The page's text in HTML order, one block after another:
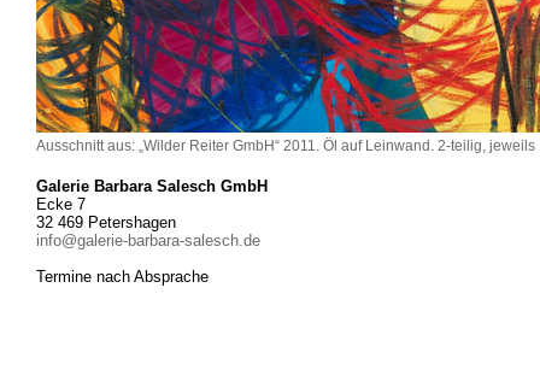
Ausschnitt aus: „Wilder Reiter GmbH“ 2011. Öl auf Leinwand. 2-teilig, jeweils
Galerie Barbara Salesch GmbH
Ecke 7
32 469 Petershagen
info@galerie-barbara-salesch.de
Termine nach Absprache